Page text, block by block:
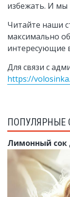
избежать. И
Читайте наши
максимально
интересующие
Для связи с
https://
ПОПУЛЯРНЫЕ
Лимонный сок